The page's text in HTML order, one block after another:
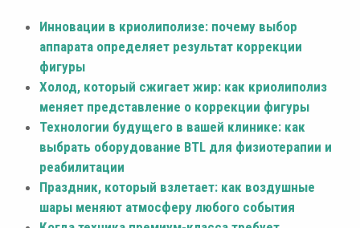
Инновации в криолиполизе: почему выбор
аппарата определяет результат коррекции
фигуры
Холод, который сжигает жир: как криолиполиз
меняет представление о коррекции фигуры
Технологии будущего в вашей клинике: как
выбрать оборудование BTL для физиотерапии и
реабилитации
Праздник, который взлетает: как воздушные
шары меняют атмосферу любого события